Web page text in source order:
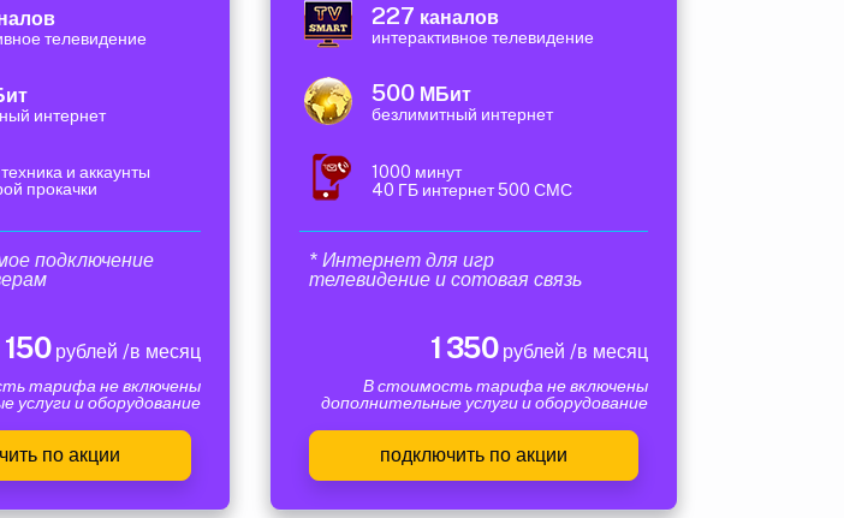
телевидение
интернет
и аккаунты
прокачки
подключение
150рублей /в месяц
тарифа не включены
услуги и оборудование
по акции
227 каналов
интерактивное телевидение
500 МБит
безлимитный интернет
1000 минут
40 ГБ интернет 500 СМС
* Интернет для игр
телевидение и сотовая связь
1 350рублей /в месяц
В стоимость тарифа не включены
дополнительные услуги и оборудование
подключить по акции